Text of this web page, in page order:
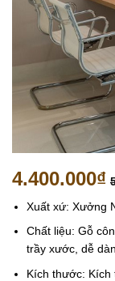
4.400.000₫
Xuất xứ: Xưởng
Chất liệu: Gỗ
trầy xước, dễ
Kích thước: Kích